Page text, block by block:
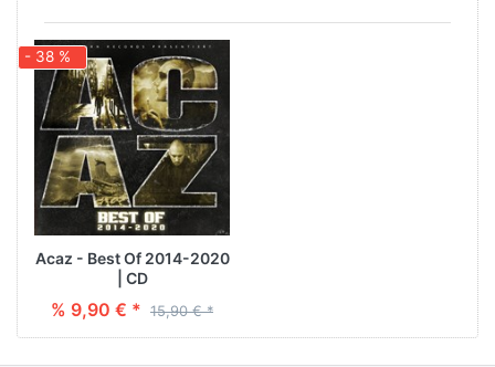
- 38 %
Acaz - Best Of 2014-2020
| CD
% 9,90 € * 15,90 € *